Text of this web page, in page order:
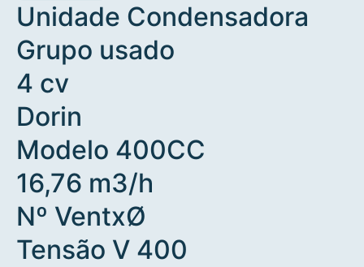
Unidade Condensadora
Grupo usado
4 cv
Dorin
Modelo 400CC
16,76 m3/h
Nº VentxØ
Tensão V 400